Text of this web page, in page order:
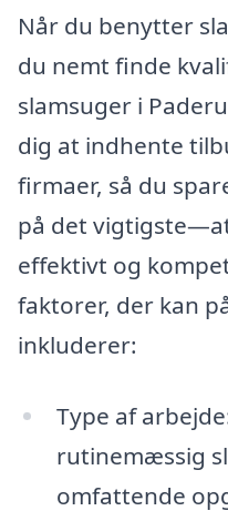
Når du benytter
du nemt finde
slamsuger i
dig at indhente
firmaer, så du
på det
effektivt og
faktorer, der kan
inkluderer:
Type af
rutinemæssig
omfattende